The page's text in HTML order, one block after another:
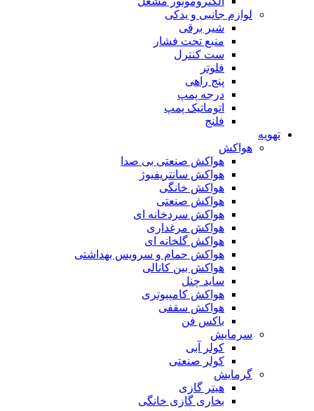
لوازم جانبی و یدکی
شیر برقی
منبع تحت فشار
ست کنترل
فلوتر
پنج راهی
درجه پمپ
اتوماتیک پمپ
فلنج
تهویه
هواکش
هواکش صنعتی بی صدا
هواکش سانتریفیوژ
هواکش خانگی
هواکش صنعتی
هواکش سردخانه ای
هواکش مرغداری
هواکش گلخانه ای
هواکش حمام و سرویس بهداشتی
هواکش بین کانالی
ساید چنل
هواکش کامپیوتری
هواکش سقفی
باکس فن
سرمایش
کولر آبی
کولر صنعتی
گرمایش
هیتر گازی
بخاری گازی خانگی